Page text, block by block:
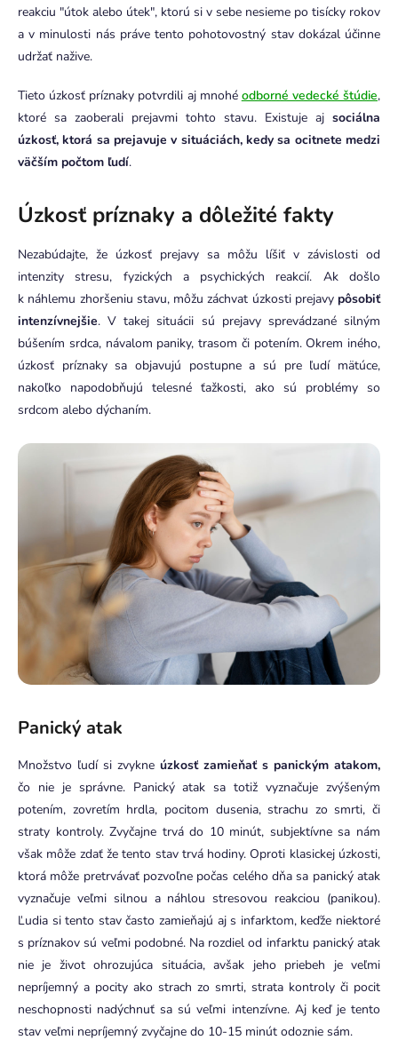
reakciu "útok alebo útek", ktorú si v sebe nesieme po tisícky rokov
a v minulosti nás práve tento pohotovostný stav dokázal účinne
udržať nažive.
Tieto úzkosť príznaky potvrdili aj mnohé odborné vedecké štúdie,
ktoré sa zaoberali prejavmi tohto stavu. Existuje aj sociálna
úzkosť, ktorá sa prejavuje v situáciách, kedy sa ocitnete medzi
väčším počtom ľudí.
Úzkosť príznaky a dôležité fakty
Nezabúdajte, že úzkosť prejavy sa môžu líšiť v závislosti od
intenzity stresu, fyzických a psychických reakcií. Ak došlo
k náhlemu zhoršeniu stavu, môžu záchvat úzkosti prejavy pôsobiť
intenzívnejšie. V takej situácii sú prejavy sprevádzané silným
búšením srdca, návalom paniky, trasom či potením. Okrem iného,
úzkosť príznaky sa objavujú postupne a sú pre ľudí mätúce,
nakoľko napodobňujú telesné ťažkosti, ako sú problémy so
srdcom alebo dýchaním.
Panický atak
Množstvo ľudí si zvykne úzkosť zamieňať s panickým atakom,
čo nie je správne. Panický atak sa totiž vyznačuje zvýšeným
potením, zovretím hrdla, pocitom dusenia, strachu zo smrti, či
straty kontroly. Zvyčajne trvá do 10 minút, subjektívne sa nám
však môže zdať že tento stav trvá hodiny. Oproti klasickej úzkosti,
ktorá môže pretrvávať pozvoľne počas celého dňa sa panický atak
vyznačuje veľmi silnou a náhlou stresovou reakciou (panikou).
Ľudia si tento stav často zamieňajú aj s infarktom, keďže niektoré
s príznakov sú veľmi podobné. Na rozdiel od infarktu panický atak
nie je život ohrozujúca situácia, avšak jeho priebeh je veľmi
nepríjemný a pocity ako strach zo smrti, strata kontroly či pocit
neschopnosti nadýchnuť sa sú veľmi intenzívne. Aj keď je tento
stav veľmi nepríjemný zvyčajne do 10-15 minút odoznie sám.